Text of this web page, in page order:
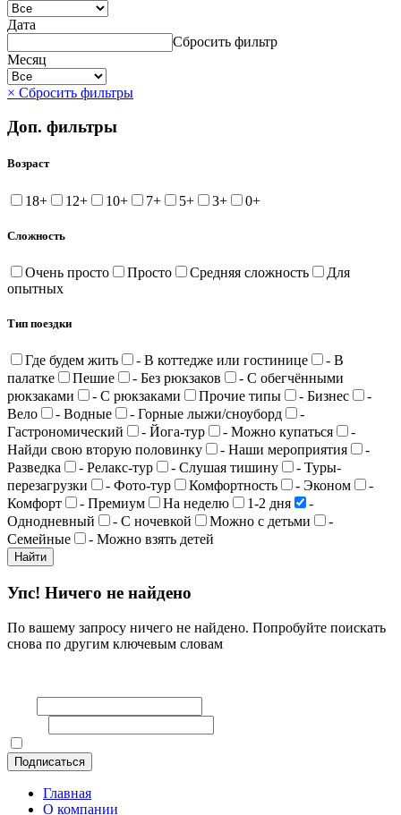
Дата
Сбросить фильтр
Месяц
× Сбросить фильтры
Доп. фильтры
Возраст
18+ 12+ 10+ 7+ 5+ 3+ 0+
Сложность
Очень просто Просто Средняя сложность
Для
опытных
Тип поездки
Где будем жить - В коттедже или гостинице
- В
палатке
Пешие - Без рюкзаков
- С обегчёнными
рюкзаками
- С рюкзаками Прочие типы - Бизнес
-
Вело
- Водные - Горные лыжи/сноуборд
-
Гастрономический
- Йога-тур - Можно купаться
-
Найди свою вторую половинку
- Наши мероприятия
-
Разведка
- Релакс-тур - Слушая тишину
- Туры-
перезагрузки
- Фото-тур Комфортность - Эконом
-
Комфорт
- Премиум На неделю 1-2 дня
-
Однодневный
- С ночевкой Можно с детьми
-
Семейные
- Можно взять детей
Упс! Ничего не найдено
По вашему запросу ничего не найдено. Попробуйте поискать
снова по другим ключевым словам
Главная
О компании